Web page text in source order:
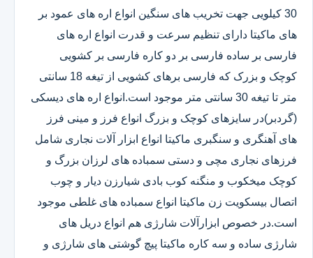
30 کیلویی جهت تخریب های سنگین انواع اره های عمود بر
های ماکیتا دارای تنظیم سرعت و قدرت انواع اره های
فارسی بر ساده فارسی بر دو کاره فارسی بر کشویی
کوچک و بزرک که فارسی برهای کشویی از تیغه 18 سانتی
متر تا تیغه 30 سانتی متر موجود است.انواع اره های دیسکی
(گردبر)در سایزهای کوچک و بزرگ انواع فرز و مینی فرز
های آهنگری و سنگبری ماکیتا انواع ابزار آلات نجاری شامل
فرزهای نجاری مچی و دستی سمباده های لرزان بزرگ و
کوچک میخکوب و منگنه کوب بادی شیارزن دیار و چوب
اتصال بیسکویت زن ماکیتا انواع سمباده های غلطی موجود
است.در خصوص ابزارآلات شارژی هم انواع دریل های
شارژی ساده و سه کاره ماکیتا پیچ گوشتی های شارژی و